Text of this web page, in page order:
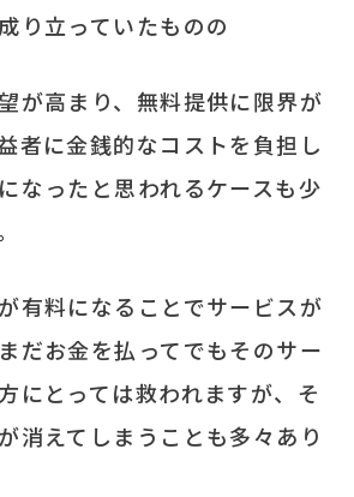
り立っていたものの
が高まり、無料提供に限界が
者に金銭的なコストを負担し
なったと思われるケースも少
有料になることでサービスが
だお金を払ってでもそのサー
にとっては救われますが、そ
消えてしまうことも多々あり